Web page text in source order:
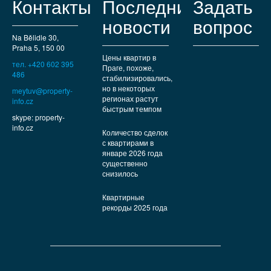
Контакты
Na Bělidle 30,
Praha 5, 150 00
тел. +420 602 395
486
meytuv@property-
info.cz
skype: property-
info.cz
Последние
новости
Цены квартир в
Праге, похоже,
стабилизировались,
но в некоторых
регионах растут
быстрым темпом
Количество сделок
с квартирами в
январе 2026 года
существенно
снизилось
Квартирные
рекорды 2025 года
Задать
вопрос